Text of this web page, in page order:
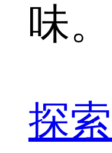
味。
探